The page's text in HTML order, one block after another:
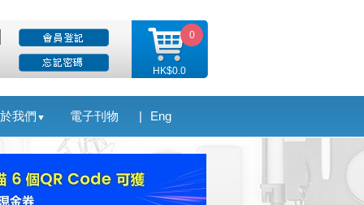
HK$0.0
0
我們 ▼ 電子刊物 Eng